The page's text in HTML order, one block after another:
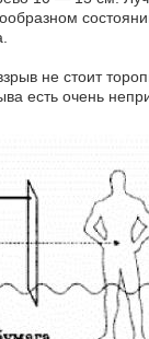
не стоит
есть очень